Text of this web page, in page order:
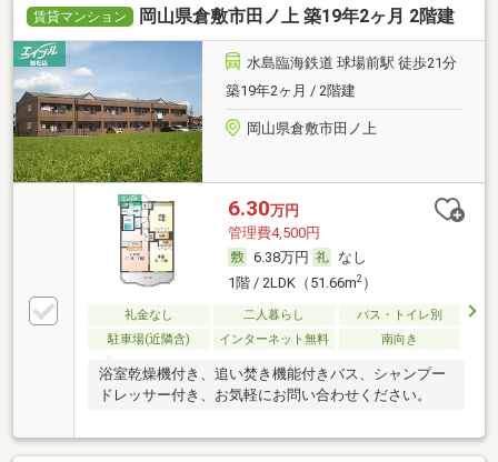
賃貸マンション 岡山県倉敷市田ノ上 築19年2ヶ月 2階建
水島臨海鉄道 球場前駅 徒歩21分
築19年2ヶ月 / 2階建
岡山県倉敷市田ノ上
6.30万円
管理費4,500円
6.38万円
なし
1階 / 2LDK（51.66m2）
礼金なし 二人暮らし
バス・トイレ別
駐車場(近隣含)
インターネット無料 南向き
浴室乾燥機付き、追い焚き機能付きバス、シャンプー
ドレッサー付き、お気軽にお問い合わせください。